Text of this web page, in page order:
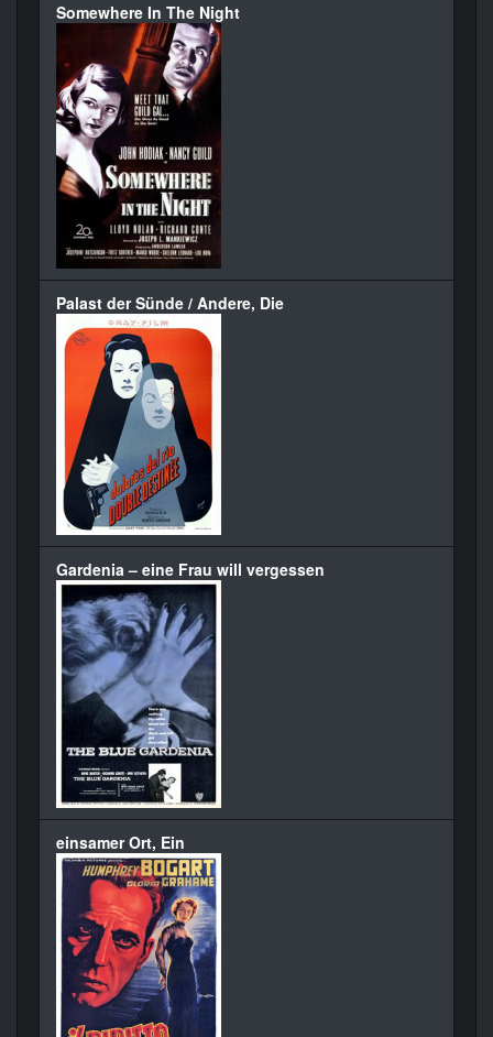
Somewhere In The Night
Palast der Sünde / Andere, Die
Gardenia – eine Frau will vergessen
einsamer Ort, Ein